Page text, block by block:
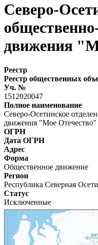
Северо-
движения
Реестр
Реестр общественных
Уч. №
1512020047
Полное наименование
Северо-Осетинское
движения "Мое Отечество"
ОГРН
Дата ОГРН
Адрес
Форма
Общественное движение
Регион
Республика Северная
Статус
Исключенные